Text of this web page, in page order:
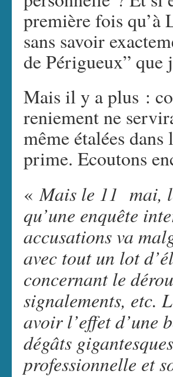
première fois qu’à
sans savoir
de Périgueux” que
Mais il y a plus :
reniement ne
même étalées dans
prime. Ecoutons
«Mais le 11 mai,
qu’une enquête
accusations va
avec tout un lot
concernant le
signalements, etc.
avoir l’effet d’une
dégâts
professionnelle et